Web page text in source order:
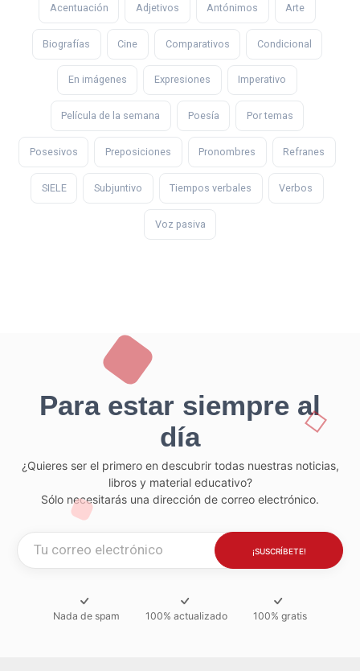
Acentuación Adjetivos Antónimos Arte
Biografías Cine Comparativos Condicional
En imágenes Expresiones Imperativo
Película de la semana Poesía Por temas
Posesivos Preposiciones Pronombres Refranes
SIELE Subjuntivo Tiempos verbales Verbos
Voz pasiva
Para estar siempre al
día
¿Quieres ser el primero en descubrir todas nuestras noticias,
libros y material educativo?
Sólo necesitarás una dirección de correo electrónico.
Nada de spam 100% actualizado 100% gratis